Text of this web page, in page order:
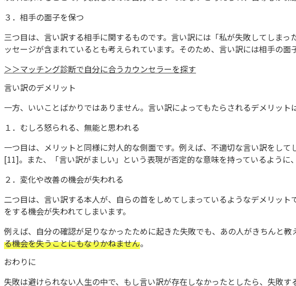
３．相手の面子を保つ
三つ目は、言い訳する相手に関するものです。言い訳には「私が失敗してしま
ッセージが含まれているとも考えられています。そのため、言い訳には相手の
＞＞マッチング診断で自分に合うカウンセラーを探す
言い訳のデメリット
一方、いいことばかりではありません。言い訳によってもたらされるデメリット
１．むしろ怒られる、無能と思われる
一つ目は、メリットと同様に対人的な側面です。例えば、不適切な言い訳をし
[11]。また、「言い訳がましい」という表現が否定的な意味を持っているよう
２．変化や改善の機会が失われる
二つ目は、言い訳する本人が、自らの首をしめてしまっているようなデメリッ
をする機会が失われてしまいます。
例えば、自分の確認が足りなかったために起きた失敗でも、あの人がきちんと教
る機会を失うことにもなりかねません。
おわりに
失敗は避けられない人生の中で、もし言い訳が存在しなかったとしたら、失敗